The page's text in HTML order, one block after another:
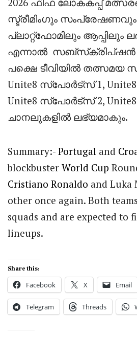
സ്ട്രീമിംഗും
പ്ലാറ്റ്‌ഫോമിലും ആപ്പിലും
എന്നാൽ
പക്ഷെ ടീവിയിൽ തത്സമയ
Unite8 സ്‌പോർട്‌സ് 1,
Unite8 സ്‌പോർട്‌സ് 2,
ചാനലുകളിൽ ലഭ്യമാകും.
Summary:- Portugal and
blockbuster World Cup
Cristiano Ronaldo and Luka
other once again. Both
squads and are expected to
lineups.
Share this:
Facebook X Email
Telegram Threads